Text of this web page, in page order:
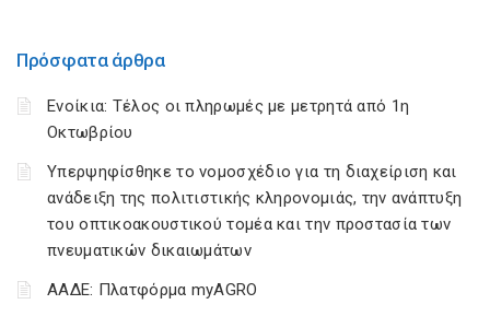
Πρόσφατα άρθρα
Ενοίκια: Τέλος οι πληρωμές με μετρητά από 1η
Οκτωβρίου
Υπερψηφίσθηκε το νομοσχέδιο για τη διαχείριση και
ανάδειξη της πολιτιστικής κληρονομιάς, την ανάπτυξη
του οπτικοακουστικού τομέα και την προστασία των
πνευματικών δικαιωμάτων
ΑΑΔΕ: Πλατφόρμα myAGRO